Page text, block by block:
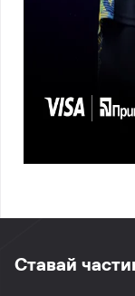
Ставай